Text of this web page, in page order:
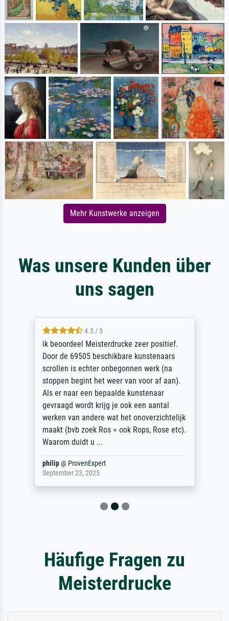
Mehr Kunstwerke anzeigen
Was unsere Kunden über
uns sagen
4.5 / 5
ik beoordeel Meisterdrucke zeer positief.
Door de 69505 beschikbare kunstenaars
scrollen is echter onbegonnen werk (na
stoppen begint het weer van voor af aan).
Als er naar een bepaalde kunstenaar
gevraagd wordt krijg je ook een aantal
werken van andere wat het onoverzichtelijk
maakt (bvb zoek Ros = ook Rops, Rose etc).
Waarom duidt u ...
philip@ ProvenExpert
September 23, 2025
Häufige Fragen zu
Meisterdrucke